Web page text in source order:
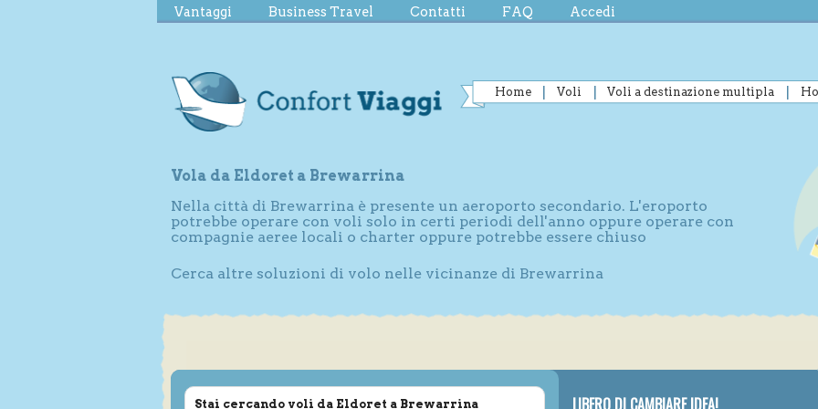
Vantaggi Business Travel Contatti FAQ Accedi
Home Voli Voli a destinazione multipla
Vola da Eldoret a Brewarrina
Nella città di Brewarrina è presente un aeroporto secondario. L'eroporto
potrebbe operare con voli solo in certi periodi dell'anno oppure operare con
compagnie aeree locali o charter oppure potrebbe essere chiuso
Cerca altre soluzioni di volo nelle vicinanze di Brewarrina
Stai cercando voli da Eldoret a Brewarrina LIBERO DI CAMBIARE IDEA!